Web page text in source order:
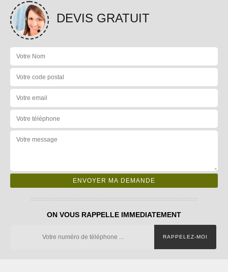
DEVIS GRATUIT
ON VOUS RAPPELLE IMMEDIATEMENT